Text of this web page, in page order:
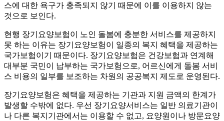
스에 대한 욕구가 충족되지 않기 때문에 이를 이용하지 않는
것으로 보인다.
현행 장기요양보험이 노인 돌봄에 충분한 서비스를 제공하지
못 하는 이유는 장기요양보험이 일종의 복지 혜택을 제공하는
국가보험이기 때문이다. 장기요양보험은 건강보험과 연계해
대부분 국민이 납부하는 국가보험으로, 어르신에게 돌봄 서비
스 비용의 일부를 보조하는 차원의 공공복지 제도로 운영된다.
장기요양보험은 혜택을 제공하는 기관과 지원 금액의 한계가
발생할 수밖에 없다. 우선 장기요양서비스는 일반 의료기관이
나 다른 복지기관에서는 이용할 수 없고, 요양원이나 방문요양